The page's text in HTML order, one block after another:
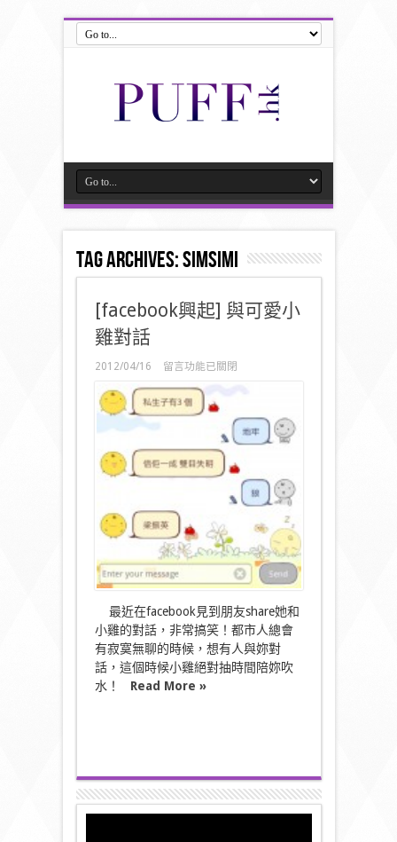
Tag Archives:Simsimi
[facebook興起] 與可愛小
雞對話
2012/04/16
在
興
起]
小
話〉
中
留言功能已關閉
最近在facebook見到朋友share她和
小雞的對話，非常搞笑！都市人總會
有寂寞無聊的時候，想有人與妳對
話，這個時候小雞絕對抽時間陪妳吹
水！ Read More »